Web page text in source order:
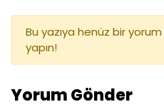
Bu yazıya henüz bir
yapın!
Yorum Gönder